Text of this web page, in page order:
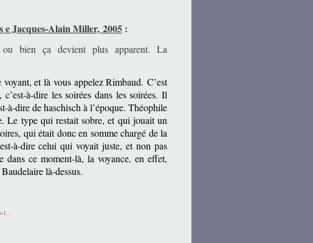
Jacques-Alain Miller, 2005 :
bien ça devient plus apparent. La
et là vous appelez Rimbaud. C’est
, c’est-à-dire les soirées dans les soirées. Il
à-dire de haschisch à l’époque. Théophile
Le type qui restait sobre, et qui jouait un
qui était donc en somme chargé de la
à-dire celui qui voyait juste, et non pas
ce moment-là, la voyance, en effet,
là-dessus.